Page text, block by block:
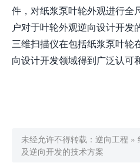
件，对纸浆泵叶轮外观进行全
户对于叶轮外观逆向设计开发
三维扫描仪在包括纸浆泵叶轮
向设计开发领域得到广泛认可
未经允许不得转载： 逆向工程 »
及逆向开发的技术方案